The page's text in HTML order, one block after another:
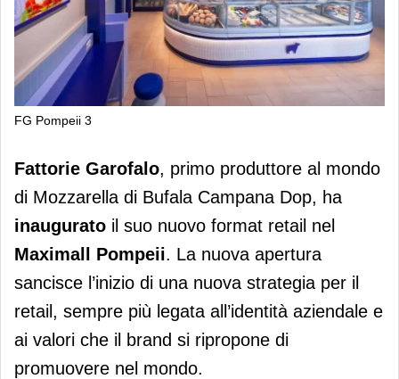
FG Pompeii 3
Fattorie Garofalo: inaugurato nuovo
store nel Maximall Pompeii
Fattorie Garofalo, primo produttore al mondo
di Mozzarella di Bufala Campana Dop, ha
inaugurato il suo nuovo format retail nel
Maximall Pompeii. La nuova apertura
sancisce l’inizio di una nuova strategia per il
retail, sempre più legata all’identità aziendale e
ai valori che il brand si ripropone di
promuovere nel mondo.